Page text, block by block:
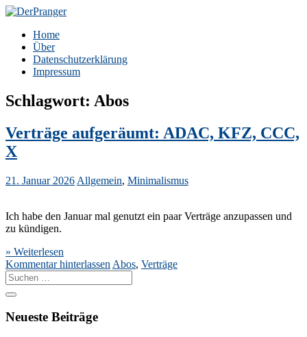
Zum
springen
DerPranger
Finanzen, Freiheit, Prangerei
Home
Über
Datenschutzerklärung
Impressum
Schlagwort: Abos
Verträge aufgeräumt: ADAC, KFZ, CCC,
X
21. Januar 2026 Allgemein, Minimalismus
Ich habe den Januar mal genutzt ein paar Verträge anzupassen und
zu kündigen.
» Weiterlesen
Kommentar hinterlassen Abos, Verträge
Suche
nach:
Neueste Beiträge